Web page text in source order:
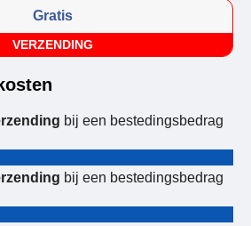
Gratis
VERZENDING
bij een bestedingsbedrag
bij een bestedingsbedrag